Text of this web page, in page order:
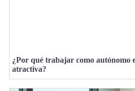
¿Por qué trabajar como autónomo
atractiva?